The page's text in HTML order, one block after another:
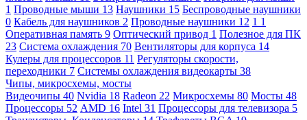
1 Проводные мыши 13 Наушники 15 Беспроводные наушники
0 Кабель для наушников 2 Проводные наушники 12 1 1
Оперативная память 9 Оптический привод 1 Полезное для ПК
23 Система охлаждения 70 Вентиляторы для корпуса 14
Кулеры для процессоров 11 Регуляторы скорости,
переходники 7 Системы охлаждения видеокарты 38
Чипы, микросхемы, мосты
Видеочипы 40 Nvidia 18 Radeon 22 Микросхемы 80 Мосты 48
Процессоры 52 AMD 16 Intel 31 Процессоры для телевизора 5